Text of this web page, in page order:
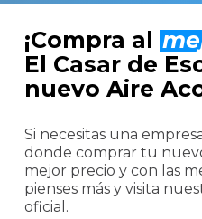
¡Compra al
El Casar de
nuevo Aire
Si necesitas una
donde comprar tu
mejor precio y con las
pienses más y visita
oficial.